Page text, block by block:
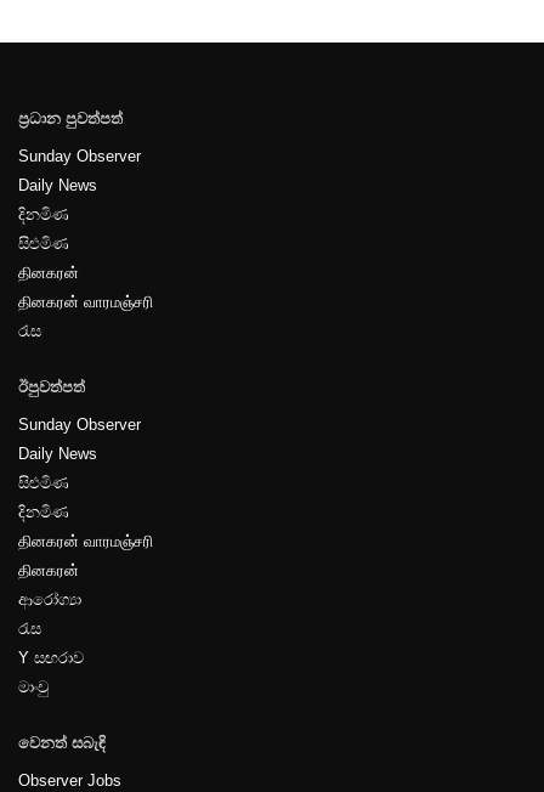
ප්‍රධාන පුවත්පත්
Sunday Observer
Daily News
දිනමිණ
සිළුමිණ
தினகரன்
தினகரன் வாரமஞ்சரி
රැස
ඊපුවත්පත්
Sunday Observer
Daily News
සිළුමිණ
දිනමිණ
தினகரன் வாரமஞ்சரி
தினகரன்
ආරෝග්‍යා
රැස
Y සඟරාව
මාංචු
වෙනත් සබැඳි
Observer Jobs